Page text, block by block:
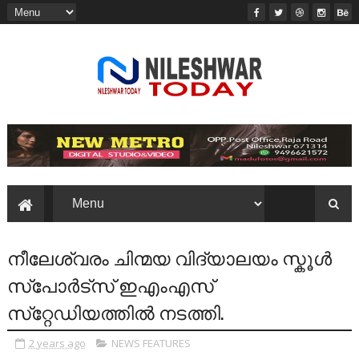
നീലേശ്വരം ചിന്മയ വിദ്യാലയം സ്കൂൾ
സ്പോർട്സ് ഇഎംഎസ്
സ്‌റ്റേഡിയത്തിൽ നടത്തി.
2 years ago NEWS FEATURES